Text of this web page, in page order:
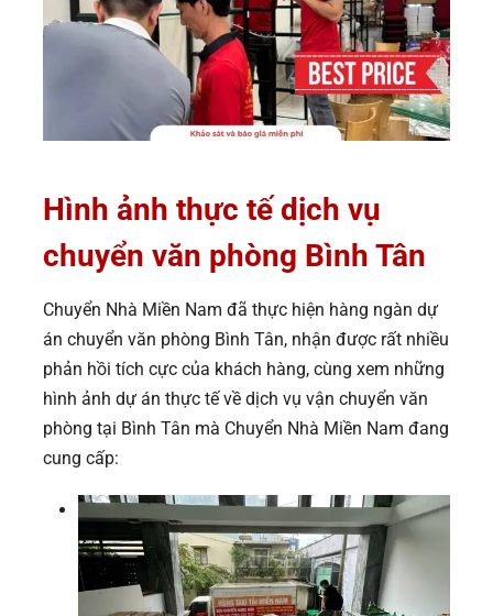
Hình ảnh thực tế dịch vụ
chuyển văn phòng Bình Tân
Chuyển Nhà Miền Nam đã thực hiện hàng ngàn dự
án chuyển văn phòng Bình Tân, nhận được rất nhiều
phản hồi tích cực của khách hàng, cùng xem những
hình ảnh dự án thực tế về dịch vụ vận chuyển văn
phòng tại Bình Tân mà Chuyển Nhà Miền Nam đang
cung cấp: